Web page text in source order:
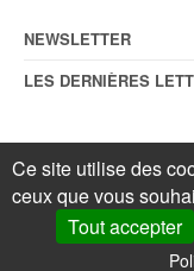
NEWSLETTER
LES DERNIÈRES
© ForestopicMentions
écrite préalable.
Ce site utilise des
ceux que vous
Tout accepter